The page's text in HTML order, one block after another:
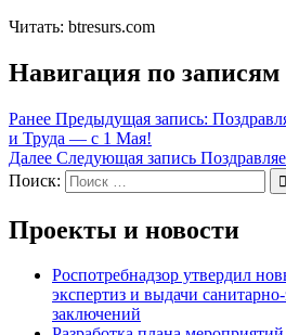
Читать: btresurs.com
Навигация по записям
Ранее Предыдущая запись:
и Труда — с 1 Мая!
Далее Следующая запись
Поиск:
Проекты и новости
Роспотребнадзор утвердил
экспертиз и выдачи
заключений